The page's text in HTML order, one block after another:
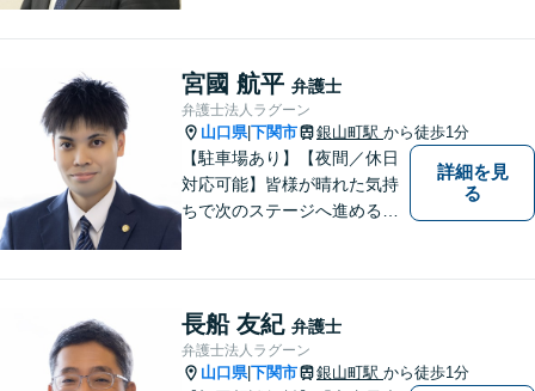
宮國 航平 弁護士
弁護士法人ラグーン
山口県|下関市 銀山町駅 から徒歩1分
【駐車場あり】【夜間／休日
対応可能】皆様が晴れた気持
ちで次のステージへ進めるよ
応。【地域に根差した弁護
士】何かお困りごとがござい
ましたらお一人で考え込ま
詳細を見
る
長船 友紀 弁護士
弁護士法人ラグーン
山口県|下関市 銀山町駅 から徒歩1分